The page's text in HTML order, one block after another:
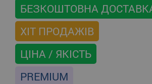
БЕЗКОШТОВНА
ХІТ ПРОДАЖІВ
ЦІНА / ЯКІСТЬ
PREMIUM